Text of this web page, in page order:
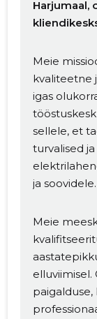
Harjumaal,
Meie
kvaliteetne
igas
sellele, et
turvalised
ja soovidele.
Meie